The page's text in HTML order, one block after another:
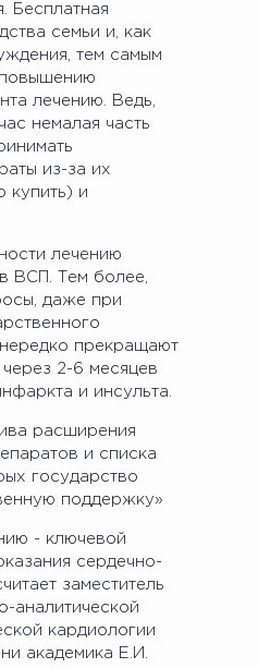
Бесплатная
семьи и, как
тем самым
повышению
лечению. Ведь,
немалая часть
из-за их
купить) и
лечению
ВСП. Тем более,
даже при
прекращают
2-6 месяцев
и инсульта.
расширения
и списка
государство
поддержку»
- ключевой
сердечно-
заместитель
аналитической
кардиологии
академика Е.И.